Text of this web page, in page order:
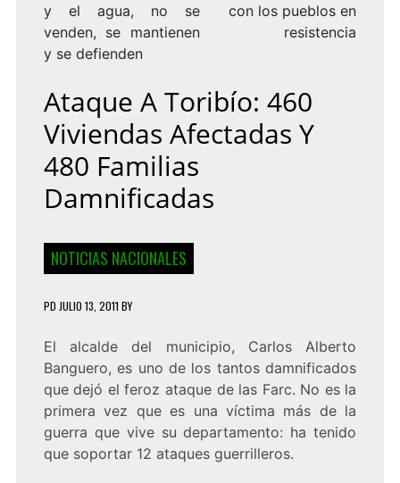
y el agua, no se
venden, se mantienen
y se defienden
con los pueblos en
resistencia
Ataque A Toribío: 460
Viviendas Afectadas Y
480 Familias
Damnificadas
NOTICIAS NACIONALES
PD JULIO 13, 2011 BY
El alcalde del municipio, Carlos Alberto
Banguero, es uno de los tantos damnificados
que dejó el feroz ataque de las Farc. No es la
primera vez que es una víctima más de la
guerra que vive su departamento: ha tenido
que soportar 12 ataques guerrilleros.